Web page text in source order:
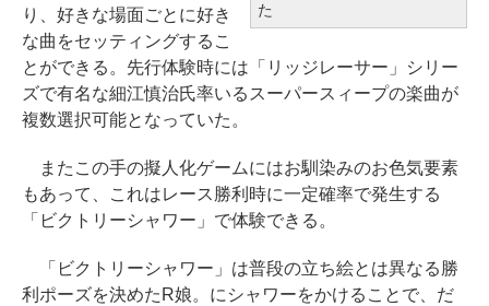
た
り、好きな場面ごとに好き
な曲をセッティングするこ
とができる。先行体験時には「リッジレーサー」シリー
ズで有名な細江慎治氏率いるスーパースィープの楽曲が
複数選択可能となっていた。
またこの手の擬人化ゲームにはお馴染みのお色気要素
もあって、これはレース勝利時に一定確率で発生する
「ビクトリーシャワー」で体験できる。
「ビクトリーシャワー」は普段の立ち絵とは異なる勝
利ポーズを決めたR娘。にシャワーをかけることで、だ